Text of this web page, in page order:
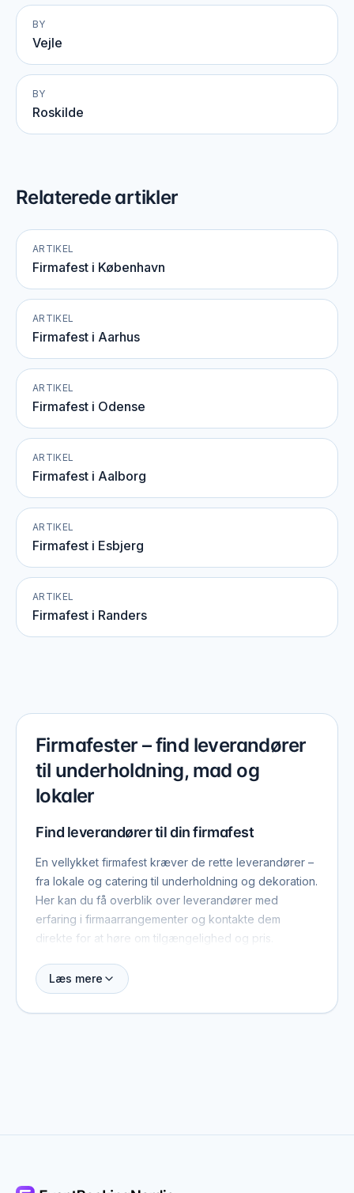
BY
Vejle
BY
Roskilde
Relaterede artikler
ARTIKEL
Firmafest i København
ARTIKEL
Firmafest i Aarhus
ARTIKEL
Firmafest i Odense
ARTIKEL
Firmafest i Aalborg
ARTIKEL
Firmafest i Esbjerg
ARTIKEL
Firmafest i Randers
Firmafester – find leverandører
til underholdning, mad og
lokaler
Find leverandører til din firmafest
En vellykket firmafest kræver de rette leverandører –
fra lokale og catering til underholdning og dekoration.
Her kan du få overblik over leverandører med
erfaring i firmaarrangementer og kontakte dem
direkte for at høre om tilgængelighed og pris.
Uanset om du planlægger en intim julefrokost for 20
kolleger eller en stor sommerfest for hele
budget. Derefter kan du søge efter og sammenligne
Læs mere